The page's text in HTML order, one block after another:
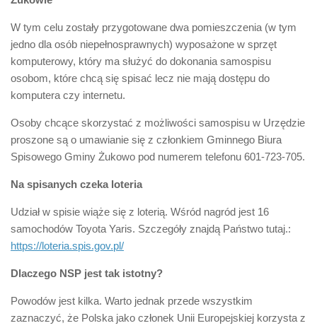
W tym celu zostały przygotowane dwa pomieszczenia (w tym
jedno dla osób niepełnosprawnych) wyposażone w sprzęt
komputerowy, który ma służyć do dokonania samospisu
osobom, które chcą się spisać lecz nie mają dostępu do
komputera czy internetu.
Osoby chcące skorzystać z możliwości samospisu w Urzędzie
proszone są o umawianie się z członkiem Gminnego Biura
Spisowego Gminy Żukowo pod numerem telefonu 601-723-705.
Na spisanych czeka loteria
Udział w spisie wiąże się z loterią. Wśród nagród jest 16
samochodów Toyota Yaris. Szczegóły znajdą Państwo tutaj.:
https://loteria.spis.gov.pl/
Dlaczego NSP jest tak istotny?
Powodów jest kilka. Warto jednak przede wszystkim
zaznaczyć, że Polska jako członek Unii Europejskiej korzysta z